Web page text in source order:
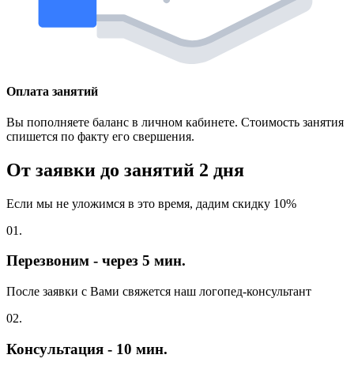
Оплата занятий
Вы пополняете баланс в личном кабинете. Стоимость занятия
спишется по факту его свершения.
От заявки до занятий 2 дня
Если мы не уложимся в это время, дадим скидку 10%
01.
Перезвоним - через 5 мин.
После заявки с Вами свяжется наш логопед-консультант
02.
Консультация - 10 мин.